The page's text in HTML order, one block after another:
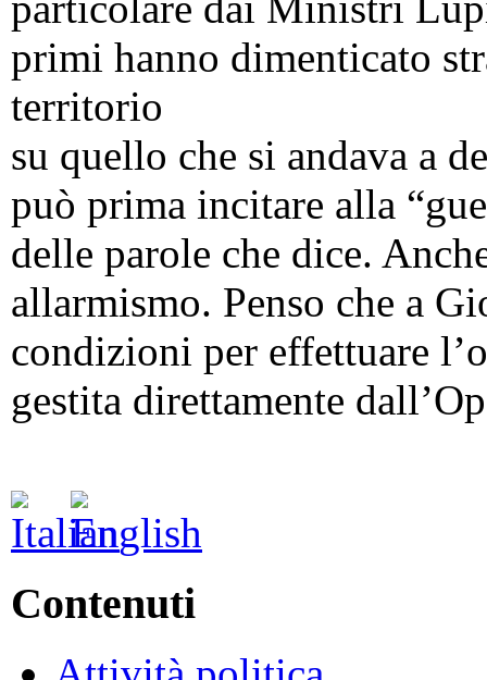
primi hanno dimenticato
territorio
su quello che si andava a
può prima incitare alla
delle parole che dice.
allarmismo. Penso che a
condizioni per effettuare
gestita direttamente
Contenuti